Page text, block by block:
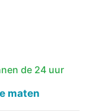
de 24 uur
maten